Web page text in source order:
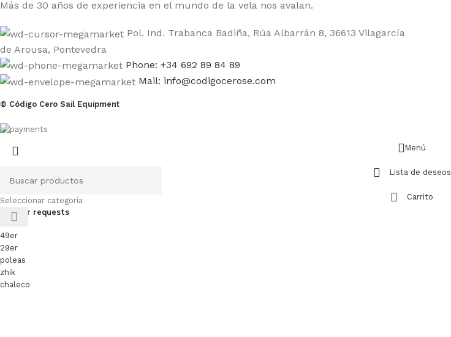
Más de 30 años de experiencia en el mundo de la vela nos avalan.
Pol. Ind. Trabanca Badiña, Rúa Albarrán 8, 36613 Vilagarcía
de Arousa, Pontevedra
Phone: +34 692 89 84 89
Mail: info@codigocerose.com
© Código Cero Sail Equipment
Seleccionar categoría
Popular requests
49er
29er
poleas
zhik
chaleco
Menú
Lista de deseos
Carrito